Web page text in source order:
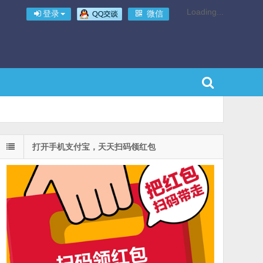
登录 微信 Loading...
打开手机支付宝，天天扫码领红包